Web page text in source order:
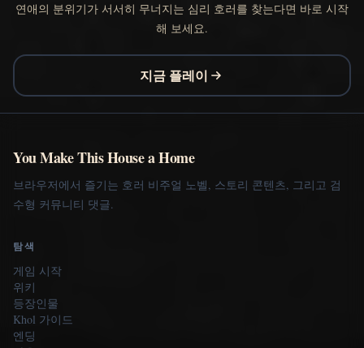
연애의 분위기가 서서히 무너지는 심리 호러를 찾는다면 바로 시작
해 보세요.
지금 플레이
You Make This House a Home
브라우저에서 즐기는 호러 비주얼 노벨, 스토리 콘텐츠, 그리고 검
수형 커뮤니티 댓글.
탐색
게임 시작
위키
등장인물
Khol 가이드
엔딩